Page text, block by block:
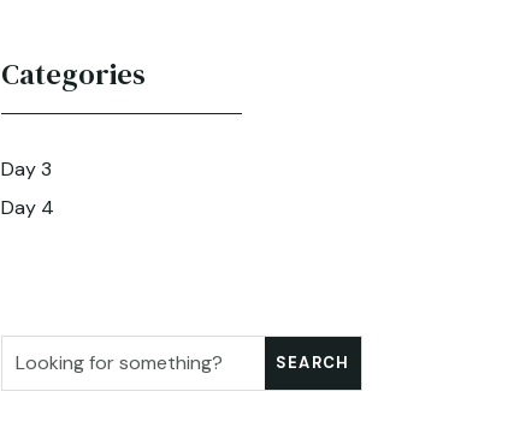
Categories
Day 3
Day 4